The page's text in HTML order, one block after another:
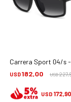
Carrera Sport 04/s
USD182,00 USD
USD 172,90